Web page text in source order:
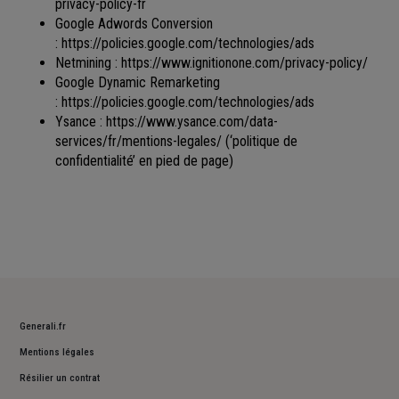
privacy-policy-fr
Google Adwords Conversion
: https://policies.google.com/technologies/ads
Netmining : https://www.ignitionone.com/privacy-policy/
Google Dynamic Remarketing
: https://policies.google.com/technologies/ads
Ysance : https://www.ysance.com/data-
services/fr/mentions-legales/ (‘politique de
confidentialité’ en pied de page)
Generali.fr
Mentions légales
Résilier un contrat